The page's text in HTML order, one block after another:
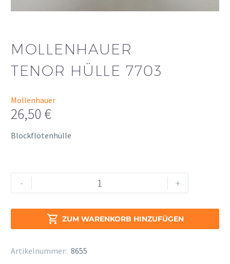
MOLLENHAUER
TENOR HÜLLE 7703
Mollenhauer
26,50 €
Blockflötenhülle
-
Mollenhauer
Tenor
Menge
+
 ZUM WARENKORB HINZUFÜGEN
Alternative:
Artikelnummer: 8655